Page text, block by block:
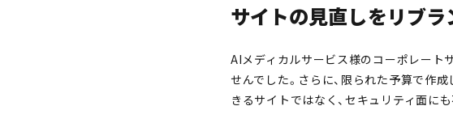
サイトの見直しをリブラ
AIメディカルサービス様のコーポレート
せんでした。さらに、限られた予算で作
きるサイトではなく、セキュリティ面に